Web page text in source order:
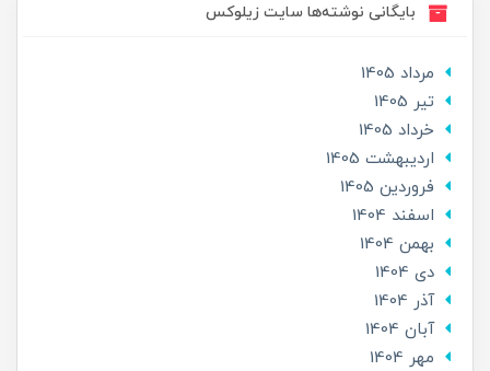
بایگانی نوشته‌ها سایت زیلوکس
مرداد 1405
تير 1405
خرداد 1405
ارديبهشت 1405
فروردین 1405
اسفند 1404
بهمن 1404
دی 1404
آذر 1404
آبان 1404
مهر 1404